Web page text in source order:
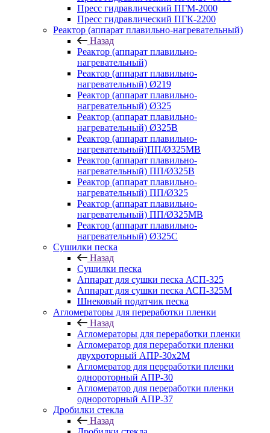
Пресс гидравлический ПГМ-2000
Пресс гидравлический ПГК-2200
Реактор (аппарат плавильно-нагревательный)
Назад
Реактор (аппарат плавильно-
нагревательный)
Реактор (аппарат плавильно-
нагревательный) Ø219
Реактор (аппарат плавильно-
нагревательный) Ø325
Реактор (аппарат плавильно-
нагревательный) Ø325В
Реактор (аппарат плавильно-
нагревательный)ПП/Ø325МВ
Реактор (аппарат плавильно-
нагревательный) ПП/Ø325В
Реактор (аппарат плавильно-
нагревательный) ПП/Ø325
Реактор (аппарат плавильно-
нагревательный) ПП/Ø325МВ
Реактор (аппарат плавильно-
нагревательный) Ø325С
Сушилки песка
Назад
Сушилки песка
Аппарат для сушки песка АСП-325
Аппарат для сушки песка АСП-325М
Шнековый податчик песка
Агломераторы для переработки пленки
Назад
Агломераторы для переработки пленки
Агломератор для переработки пленки
двухроторный АПР-30х2М
Агломератор для переработки пленки
однороторный АПР-30
Агломератор для переработки пленки
однороторный АПР-37
Дробилки стекла
Назад